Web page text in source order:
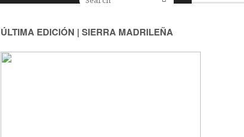
ÚLTIMA EDICIÓN | SIERRA MADRILEÑA